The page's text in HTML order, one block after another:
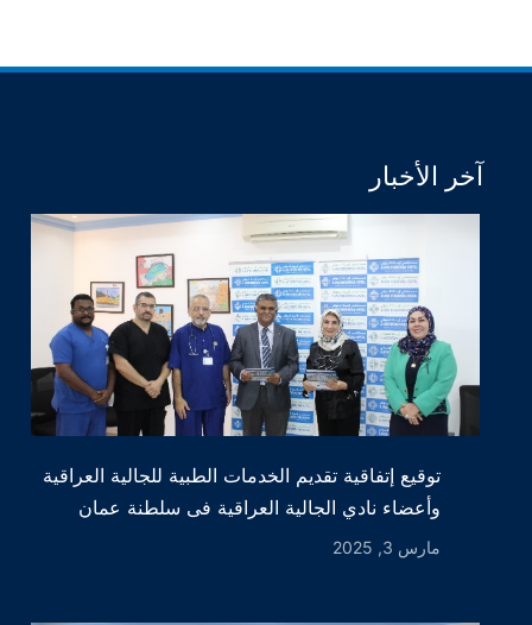
آخر الأخبار
توقيع إتفاقية تقديم الخدمات الطبية للجالية العراقية
وأعضاء نادي الجالية العراقية فى سلطنة عمان
مارس 3, 2025